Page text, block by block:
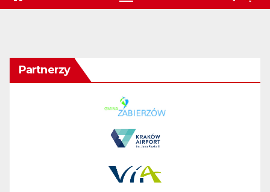
Partnerzy